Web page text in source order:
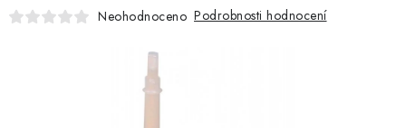
KOČKY Neohodnoceno Podrobnosti hodnocení